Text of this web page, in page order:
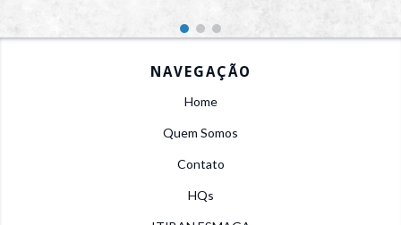
NAVEGAÇÃO
Home
Quem Somos
Contato
HQs